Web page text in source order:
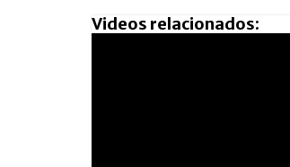
Videos relacionados: